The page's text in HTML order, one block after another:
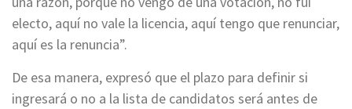
electo, aquí no vale la licencia, aquí tengo que renunciar,
aquí es la renuncia”.
De esa manera, expresó que el plazo para definir si
ingresará o no a la lista de candidatos será antes de